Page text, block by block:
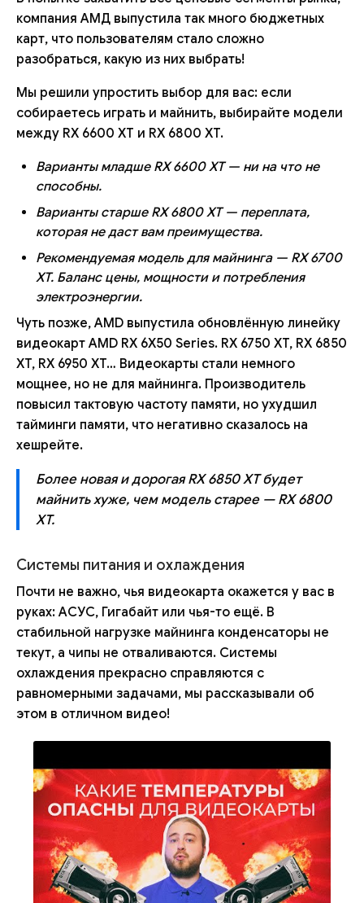
компания АМД выпустила так много бюджетных
карт, что пользователям стало сложно
разобраться, какую из них выбрать!
Мы решили упростить выбор для вас: если
собираетесь играть и майнить, выбирайте модели
между RX 6600 XT и RX 6800 XT.
Варианты младше RX 6600 XT — ни на что не
способны.
Варианты старше RX 6800 XT — переплата,
которая не даст вам преимущества.
Рекомендуемая модель для майнинга — RX 6700
XT. Баланс цены, мощности и потребления
электроэнергии.
Чуть позже, AMD выпустила обновлённую линейку
видеокарт AMD RX 6Х50 Series. RX 6750 XT, RX 6850
XT, RX 6950 XT… Видеокарты стали немного
мощнее, но не для майнинга. Производитель
повысил тактовую частоту памяти, но ухудшил
тайминги памяти, что негативно сказалось на
хешрейте.
Более новая и дорогая RX 6850 XT будет
майнить хуже, чем модель старее — RX 6800
XT.
Системы питания и охлаждения
Почти не важно, чья видеокарта окажется у вас в
руках: АСУС, Гигабайт или чья-то ещё. В
стабильной нагрузке майнинга конденсаторы не
текут, а чипы не отваливаются. Системы
охлаждения прекрасно справляются с
равномерными задачами, мы рассказывали об
этом в отличном видео!